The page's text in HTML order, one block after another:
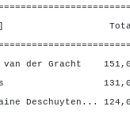
Ouest] Total
der Gracht
131,00
Deschuyten...